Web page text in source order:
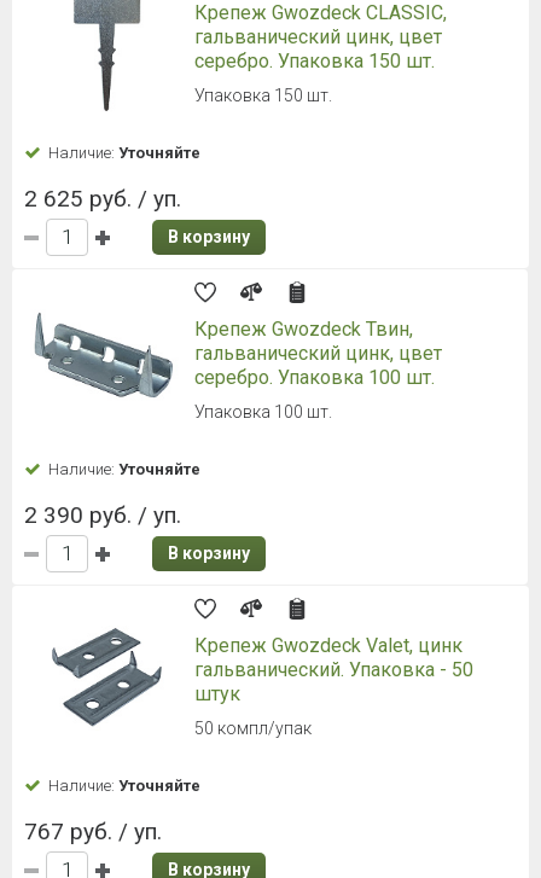
Крепеж Gwozdeck CLASSIC,
гальванический цинк, цвет
серебро. Упаковка 150 шт.
Упаковка 150 шт.
Наличие: Уточняйте
2 625 руб. / уп.
В корзину
Крепеж Gwozdeck Твин,
гальванический цинк, цвет
серебро. Упаковка 100 шт.
Упаковка 100 шт.
Наличие: Уточняйте
2 390 руб. / уп.
В корзину
Крепеж Gwozdeck Valet, цинк
гальванический. Упаковка - 50
штук
50 компл/упак
Наличие: Уточняйте
767 руб. / уп.
В корзину